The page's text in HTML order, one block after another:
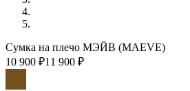
Сумка на плечо МЭЙВ (MAEVE)
10 900 ₽11 900 ₽